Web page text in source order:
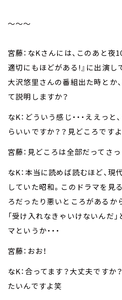
～～～
宮藤：なKさんには、このあと夜
適切にもほどがある!』に出演し
大沢悠里さんの番組出た時とか
て説明しますか？
なK：どういう感じ・・・ええっ
らいいですか？？見どころです
宮藤：見どころは全部だってさ
なK：本当に読めば読むほど、現
していた昭和。このドラマを見
ろだったり悪いところがあるか
「受け入れなきゃいけないんだ
マというか・・・
宮藤：おお！
なK：合ってます？大丈夫ですか
たいんですよ笑